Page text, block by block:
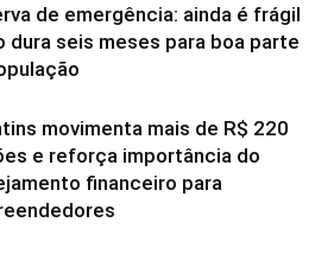
de emergência: ainda é frágil
dura seis meses para boa parte
movimenta mais de R$ 220
e reforça importância do
financeiro para